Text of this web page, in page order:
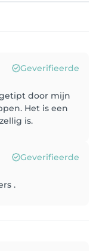
Geverifieerde
door mijn
Het is een
is.
Geverifieerde
.